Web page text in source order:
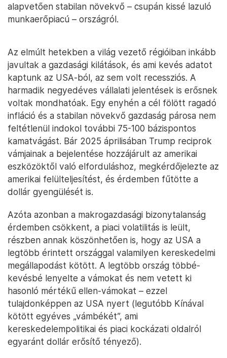
alapvetően stabilan növekvő – csupán kissé lazuló
munkaerőpiacú – országról.
Az elmúlt hetekben a világ vezető régióiban inkább
javultak a gazdasági kilátások, és ami kevés adatot
kaptunk az USA-ból, az sem volt recessziós. A
harmadik negyedéves vállalati jelentések is erősnek
voltak mondhatóak. Egy enyhén a cél fölött ragadó
infláció és a stabilan növekvő gazdaság párosa nem
feltétlenül indokol további 75-100 bázispontos
kamatvágást. Bár 2025 áprilisában Trump reciprok
vámjainak a bejelentése hozzájárult az amerikai
eszközöktől való elforduláshoz, megkérdőjelezte az
amerikai felülteljesítést, és érdemben fűtötte a
dollár gyengülését is.
Azóta azonban a makrogazdasági bizonytalanság
érdemben csökkent, a piaci volatilitás is leült,
részben annak köszönhetően is, hogy az USA a
legtöbb érintett országgal valamilyen kereskedelmi
megállapodást kötött. A legtöbb ország többé-
kevésbé lenyelte a vámokat és nem vetett ki
hasonló mértékű ellen-vámokat – ezzel
tulajdonképpen az USA nyert (legutóbb Kínával
kötött egyéves „vámbékét”, ami
kereskedelempolitikai és piaci kockázati oldalról
egyaránt dollár erősítő tényező).